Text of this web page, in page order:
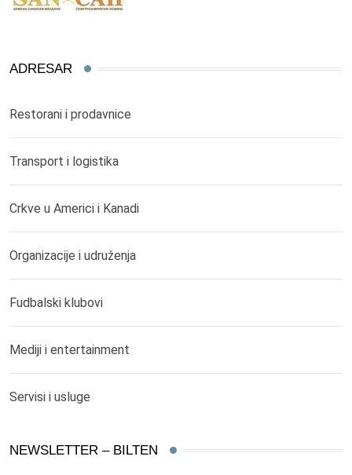
ADRESAR
Restorani i prodavnice
Transport i logistika
Crkve u Americi i Kanadi
Organizacije i udruženja
Fudbalski klubovi
Mediji i entertainment
Servisi i usluge
NEWSLETTER – BILTEN